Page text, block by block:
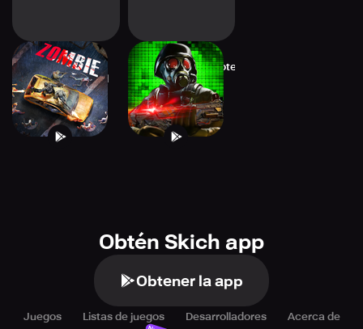
Dead Zombie
Shooter: Survival
DEAD Zombie Shooter
Obtén Skich app
Obtener la app
Juegos Listas de juegos Desarrolladores Acerca de